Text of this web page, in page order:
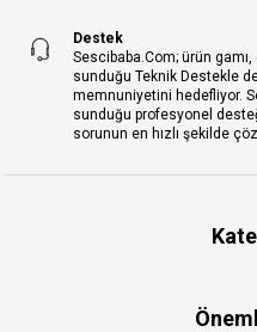
Destek
Sescibaba.Com; ürün gamı,
sunduğu Teknik Destekle
memnuniyetini hedefliyor.
sunduğu profesyonel
sorunun en hızlı şekilde